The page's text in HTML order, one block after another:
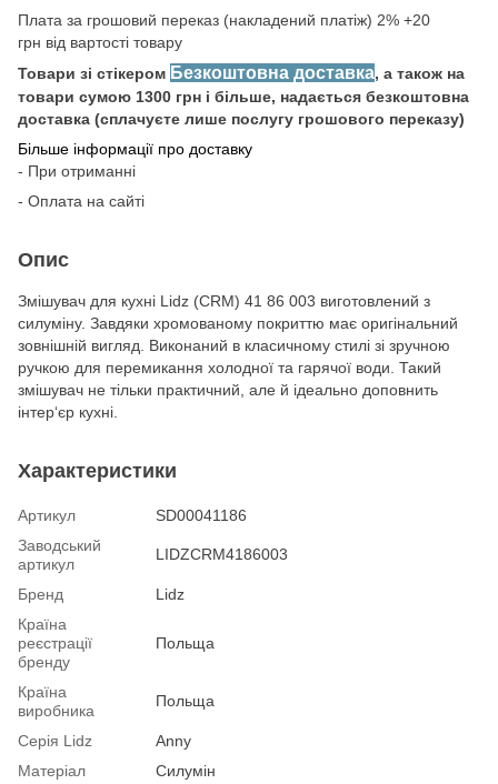
Плата за грошовий переказ (накладений платіж) 2% +20
грн від вартості товару
Товари зі стікером Безкоштовна доставка, а також на
товари сумою 1300 грн і більше, надається безкоштовна
доставка (сплачуєте лише послугу грошового переказу)
Більше інформації про доставку
- При отриманні
- Оплата на сайті
Опис
Змішувач для кухні Lidz (CRM) 41 86 003 виготовлений з
силуміну. Завдяки хромованому покриттю має оригінальний
зовнішній вигляд. Виконаний в класичному стилі зі зручною
ручкою для перемикання холодної та гарячої води. Такий
змішувач не тільки практичний, але й ідеально доповнить
інтер‘єр кухні.
Характеристики
Артикул
SD00041186
Заводський
артикул
LIDZCRM4186003
Бренд
Lidz
Країна
реєстрації
бренду
Польща
Країна
виробника
Польща
Серія Lidz
Anny
Матеріал
Силумін